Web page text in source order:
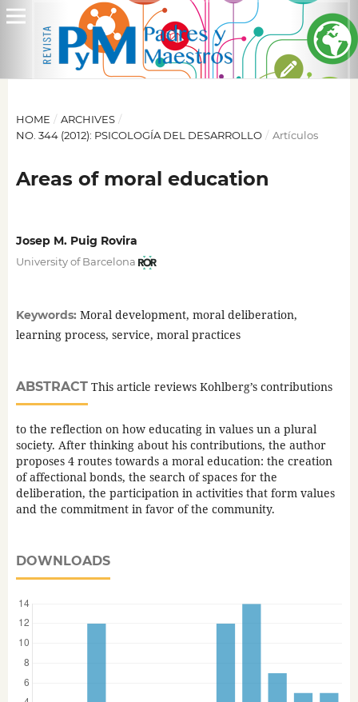
HOME / ARCHIVES /
NO. 344 (2012): PSICOLOGÍA DEL DESARROLLO / Artículos
Areas of moral education
Josep M. Puig Rovira
University of Barcelona
Keywords: Moral development, moral deliberation,
learning process, service, moral practices
ABSTRACTThis article reviews Kohlberg’s contributions
to the reflection on how educating in values un a plural
society. After thinking about his contributions, the author
proposes 4 routes towards a moral education: the creation
of affectional bonds, the search of spaces for the
deliberation, the participation in activities that form values
and the commitment in favor of the community.
DOWNLOADS